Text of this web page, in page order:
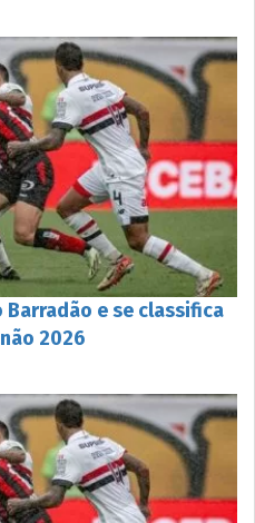
e se classifica
2026